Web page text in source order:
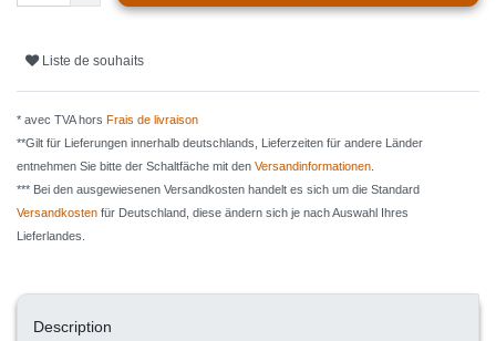
Liste de souhaits
* avec TVA hors Frais de livraison
**Gilt für Lieferungen innerhalb deutschlands, Lieferzeiten für andere Länder
entnehmen Sie bitte der Schaltfäche mit den Versandinformationen
*** Bei den ausgewiesenen Versandkosten handelt es sich um die Standard
Versandkosten für Deutschland, diese ändern sich je nach Auswahl Ihres
Lieferlandes.
Description